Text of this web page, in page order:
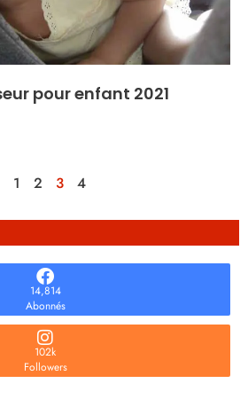
pour enfant 2021
1 2 3 4
14,814
Abonnés
102k
Followers